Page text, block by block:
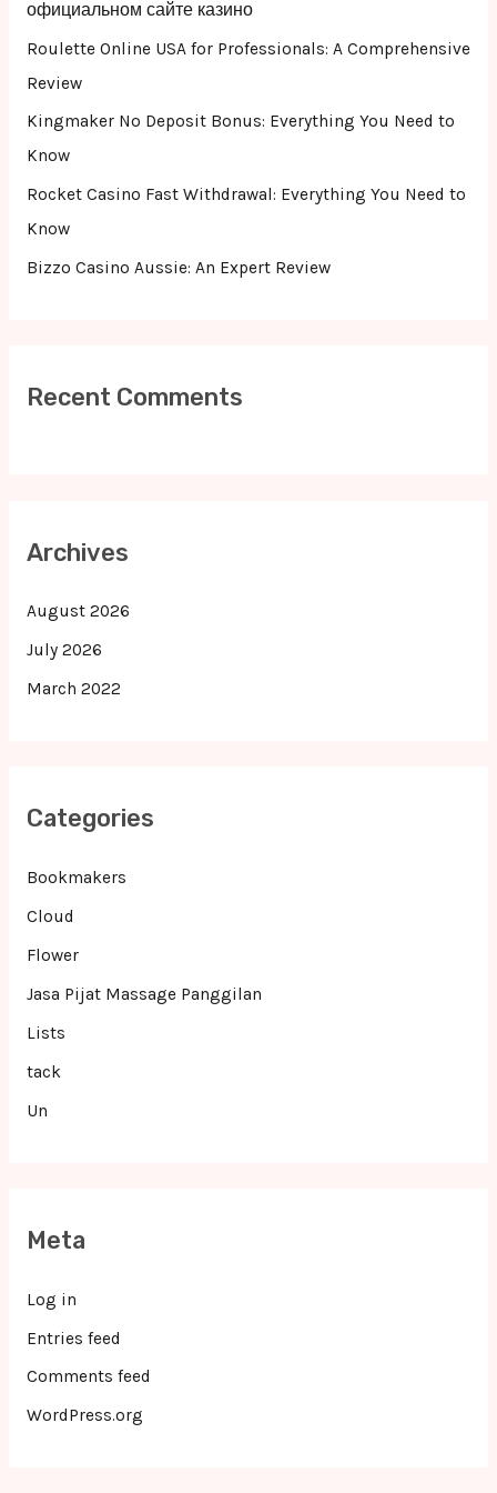
официальном сайте казино
Roulette Online USA for Professionals: A Comprehensive
Review
Kingmaker No Deposit Bonus: Everything You Need to
Know
Rocket Casino Fast Withdrawal: Everything You Need to
Know
Bizzo Casino Aussie: An Expert Review
Recent Comments
Archives
August 2026
July 2026
March 2022
Categories
Bookmakers
Cloud
Flower
Jasa Pijat Massage Panggilan
Lists
tack
Un
Meta
Log in
Entries feed
Comments feed
WordPress.org